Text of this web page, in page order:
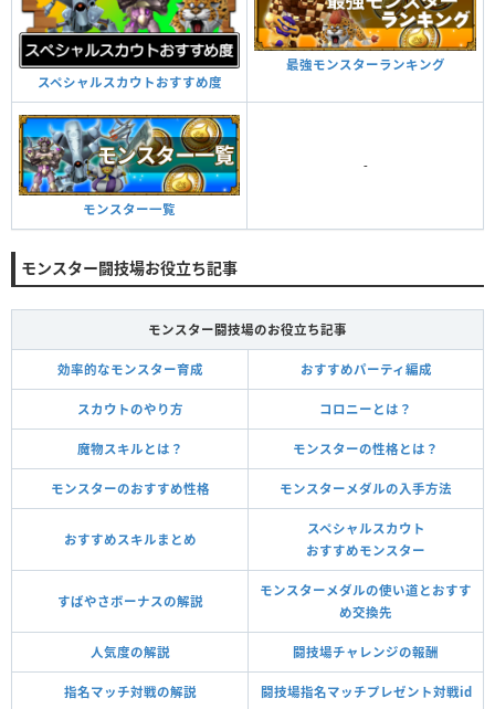
スペシャルスカウトおすすめ度
最強モンスターランキング
モンスター一覧
-
モンスター闘技場お役立ち記事
モンスター闘技場のお役立ち記事
効率的なモンスター育成 おすすめパーティ編成
スカウトのやり方 コロニーとは？
魔物スキルとは？ モンスターの性格とは？
モンスターのおすすめ性格 モンスターメダルの入手方法
おすすめスキルまとめ
スペシャルスカウト
おすすめモンスター
すばやさボーナスの解説
モンスターメダルの使い道とおすす
め交換先
人気度の解説 闘技場チャレンジの報酬
指名マッチ対戦の解説 闘技場指名マッチプレゼント対戦id